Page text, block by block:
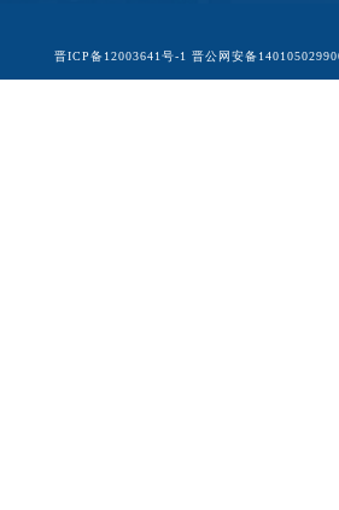
晋ICP备12003641号-1 晋公网安备